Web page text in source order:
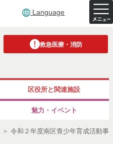
Language
救急医療・消防
区役所と関連施設
魅力・イベント
＞ 令和２年度南区青少年育成活動事